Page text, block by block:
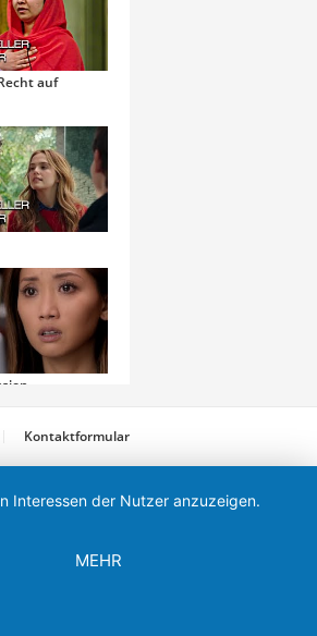
auf
Kontaktformular
Interessen der Nutzer anzuzeigen.
MEHR